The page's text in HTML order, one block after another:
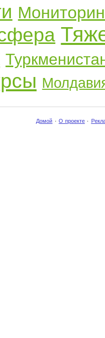
Домой · О проекте ·